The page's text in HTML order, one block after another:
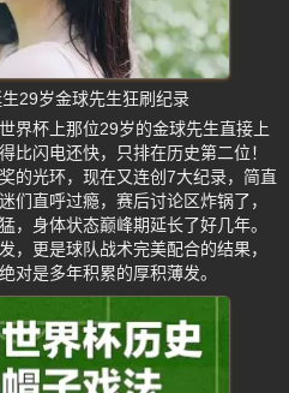
29岁金球先生狂刷纪录
界杯上那位29岁的金球先生直接上
比闪电还快，只排在历史第二位！
的光环，现在又连创7大纪录，简直
们直呼过瘾，赛后讨论区炸锅了，
，身体状态巅峰期延长了好几年。
，更是球队战术完美配合的结果，
对是多年积累的厚积薄发。